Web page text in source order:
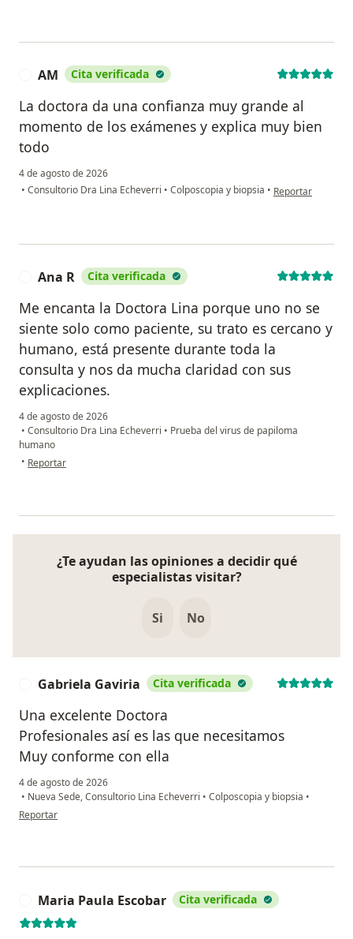
AM Cita verificada
La doctora da una confianza muy grande al
momento de los exámenes y explica muy bien
todo
4 de agosto de 2026
• Consultorio Dra Lina Echeverri • Colposcopia y biopsia • en opinión del
Reportar
Ana R Cita verificada
Me encanta la Doctora Lina porque uno no se
siente solo como paciente, su trato es cercano y
humano, está presente durante toda la
consulta y nos da mucha claridad con sus
explicaciones.
4 de agosto de 2026
• Consultorio Dra Lina Echeverri • Prueba del virus de papiloma
humano
• en opinión del usuario Ana R
Reportar
¿Te ayudan las opiniones a decidir qué
especialistas visitar?
Si No
Gabriela Gaviria Cita verificada
Una excelente Doctora
Profesionales así es las que necesitamos
Muy conforme con ella
4 de agosto de 2026
• Nueva Sede, Consultorio Lina Echeverri • Colposcopia y biopsia •
en opinión del usuario Gabriela Gaviria
Reportar
Maria Paula Escobar Cita verificada